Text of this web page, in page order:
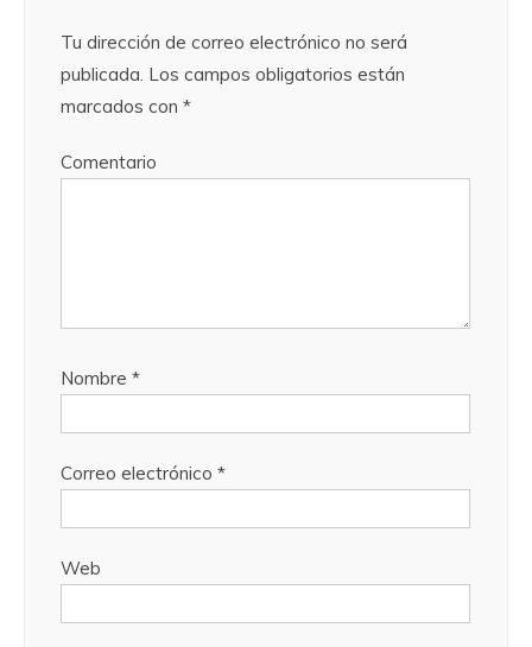
Tu dirección de correo electrónico no será
publicada. Los campos obligatorios están
marcados con *
Comentario
Nombre *
Correo electrónico *
Web